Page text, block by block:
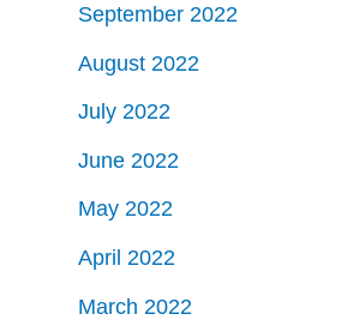
September 2022
August 2022
July 2022
June 2022
May 2022
April 2022
March 2022